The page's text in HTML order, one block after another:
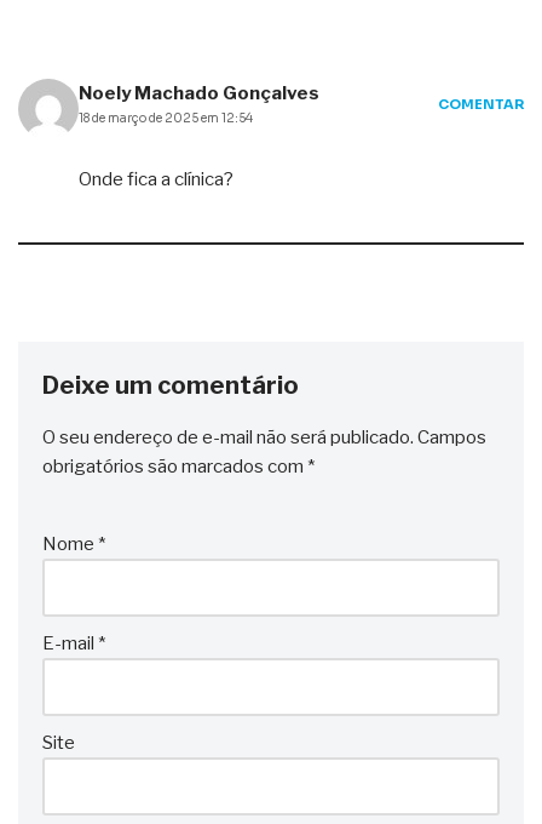
Noely Machado Gonçalves
18 de março de 2025 em 12:54
COMENTAR
Onde fica a clínica?
Deixe um comentário
O seu endereço de e-mail não será publicado. Campos
obrigatórios são marcados com *
Nome *
E-mail *
Site